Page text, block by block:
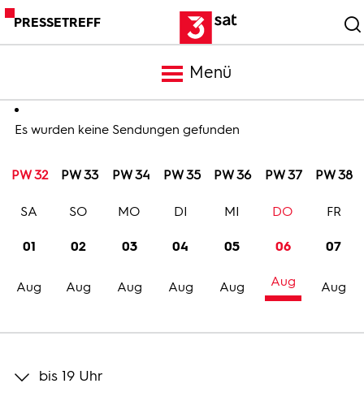
PRESSETREFF
Menü
Meldungen
Programm
Trailer
Bilder
Es wurden keine Sendungen gefunden
PW 32 PW 33 PW 34 PW 35 PW 36 PW 37 PW 38
01
Aug
SA
02
Aug
SO
03
Aug
MO
04
Aug
DI
05
Aug
MI
06
Aug
DO
07
Aug
FR
bis 19 Uhr